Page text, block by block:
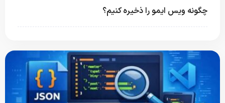
چگونه ویس ایمو را ذخیره کنیم؟